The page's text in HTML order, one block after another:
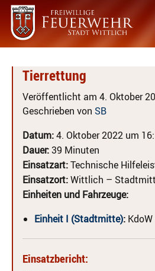
Tierrettung
Veröffentlicht am 4. Oktober
Geschrieben von SB
Datum:4. Oktober 2022 um
Dauer:39 Minuten
Einsatzart:Technische
Einsatzort:Wittlich –
Einheiten und Fahrzeuge:
Einheit I (Stadtmitte): KdoW
Einsatzbericht: